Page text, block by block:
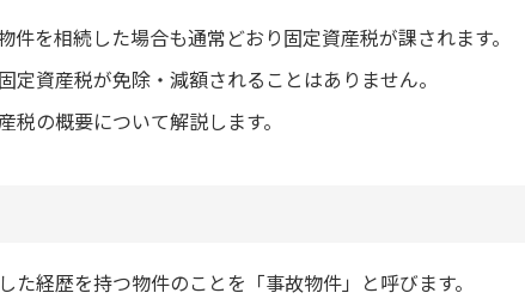
件を相続した場合も通常どおり固定資産税が課されます。
定資産税が免除・減額されることはありません。
税の概要について解説します。
た経歴を持つ物件のことを「事故物件」と呼びます。